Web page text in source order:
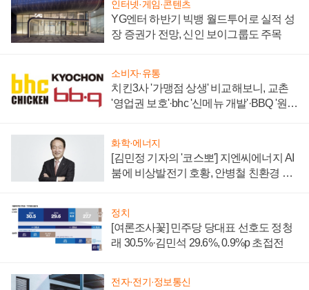
인터넷·게임·콘텐츠
YG엔터 하반기 빅뱅 월드투어로 실적 성
장 증권가 전망, 신인 보이그룹도 주목
소비자·유통
치킨3사 '가맹점 상생' 비교해보니, 교촌
'영업권 보호'·bhc '신메뉴 개발'·BBQ '원가
화학·에너지
[김민정 기자의 '코스뽀'] 지엔씨에너지 AI
붐에 비상발전기 호황, 안병철 친환경 에
정치
[여론조사꽃] 민주당 당대표 선호도 정청
래 30.5%·김민석 29.6%, 0.9%p 초접전
전자·전기·정보통신